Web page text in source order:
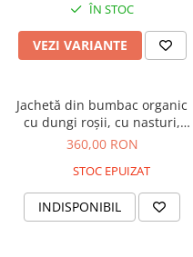
Tricouri
Salopete
Veste
Tricouri
ÎN STOC
VEZI VARIANTE
Jachetă din bumbac organic
cu dungi roșii, cu nasturi,
pentru copii
360,00 RON
STOC EPUIZAT
INDISPONIBIL